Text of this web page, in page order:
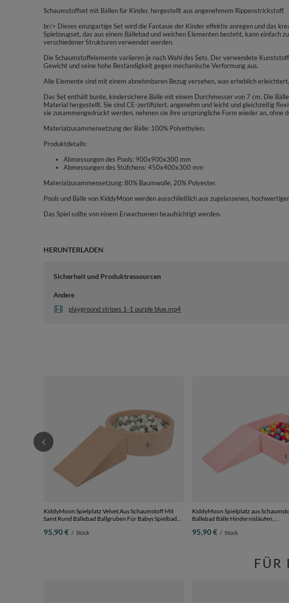
Schaumstoffset mit Bällen für Kinder, hergestellt aus angenehmem Rippenstrickstoff.
br/> Dieses einzigartige Set wird die Fantasie der Kinder effektiv anregen und das
Spielzeugset, das aus einem Bällebad und weichen Elementen besteht, kann einfach
verschiedener Strukturen verwendet werden.
Die Schaumstoffelemente variieren je nach Wahl des Sets. Der verwendete
Gewicht und seine hohe Beständigkeit gegen mechanische Verformung aus.
Alle Elemente sind mit einem abnehmbaren Bezug versehen, was erheblich
Das Set enthält bunte, kindersichere Bälle mit einem Durchmesser von 7 cm. Die
Material hergestellt. Sie sind CE-zertifiziert. angenehm und leicht und gleichzeitig
sie zusammengedrückt werden, nehmen sie ihre ursprüngliche Form wieder an, ohne
Materialzusammensetzung der Bälle: 100% Polyethylen.
Produktdetails:
Abmessungen des Pools: 900x900x300 mm
Abmessungen des Stüfchens: 450x400x300 mm
Materialzusammensetzung: 80% Baumwolle, 20% Polyester.
Pools und Bälle von KiddyMoon werden ausschließlich aus zugelassenen,
Das Spiel sollte von einem Erwachsenen beaufsichtigt werden.
HERUNTERLADEN
Sicherheit und Produktressourcen
Andere
playground stripes 1-1 purple blue.mp4
KiddyMoon Spielplatz Velvet Aus Schaumstoff Mit
Samt Rund Bällebad Ballgruben Für Babys Spielbad
sandbeige:weiß/grau/minze, Bällebad (100 Bälle) +
95,90 € / Stück
KiddyMoon Spielplatz aus
Bällebad Bälle Hindernisläufen,
Bällebad (100 Bälle) + Zwickel
95,90 € / Stück
FÜR